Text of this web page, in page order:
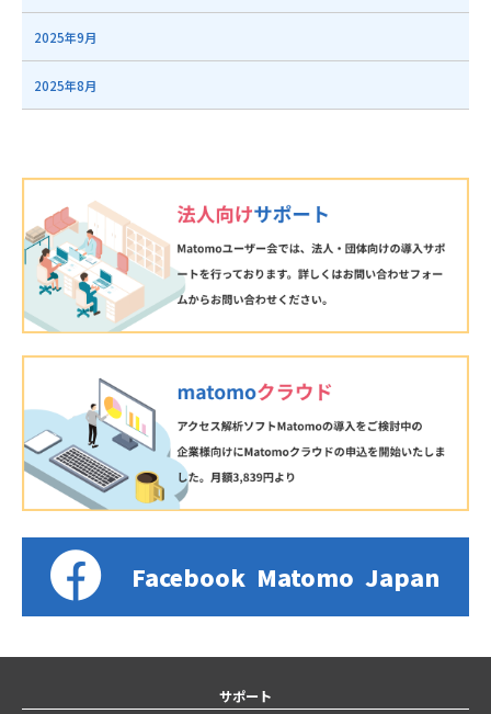
2025年9月
2025年8月
Facebook Matomo Japan
サポート